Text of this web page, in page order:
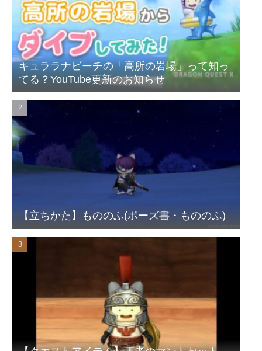
キュララナビーチの「高所の岩場」って知っ
てる？YouTube更新のお知らせ
【立ちかた】もののふ(ポーズ書・もののふ)